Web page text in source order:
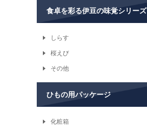
食卓を彩る伊豆の味覚シリーズ
しらす
桜えび
その他
ひもの用パッケージ
化粧箱